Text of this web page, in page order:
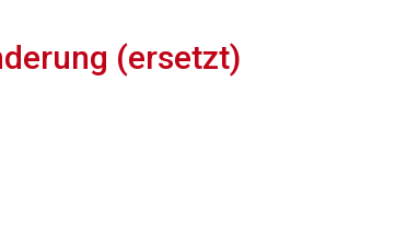
(ersetzt)